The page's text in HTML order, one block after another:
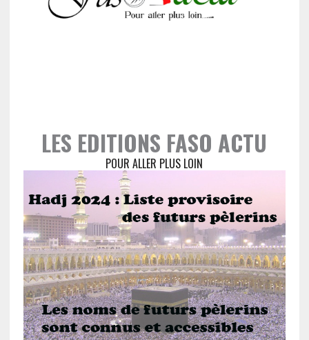
LES EDITIONS FASO ACTU
POUR ALLER PLUS LOIN